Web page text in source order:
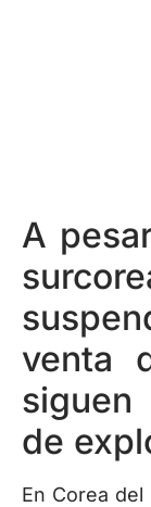
A
venta
de
En Corea